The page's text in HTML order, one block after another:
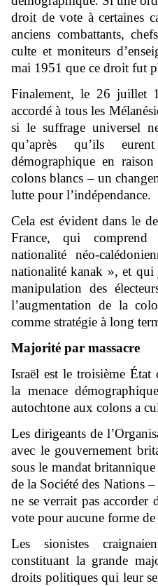
droit de vote à certaines
anciens combattants,
culte et moniteurs
mai 1951 que ce droit fut
Finalement, le 26 juillet
accordé à tous les
si le suffrage universel
qu’après qu’ils
démographique en
colons blancs – un
lutte pour l’indépendance.
Cela est évident dans le
France, qui comprend
nationalité néo-
nationalité kanak », et qui
manipulation des
l’augmentation de la
comme stratégie à long
Majorité par massacre
Israël est le troisième
la menace
autochtone aux colons a
Les dirigeants de
avec le gouvernement
sous le mandat
de la Société des Nations
ne se verrait pas
vote pour aucune forme
Les sionistes
constituant la grande
droits politiques qui leur